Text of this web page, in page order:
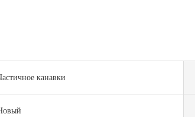
канавки